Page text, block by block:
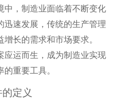
中，制造业面临着不断变化
迅速发展，传统的生产管理
长的需求和市场要求。
应运而生，成为制造业实现
重要工具。
定义